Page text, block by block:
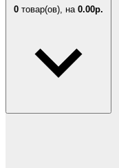
0 товар(ов), на 0.00р.